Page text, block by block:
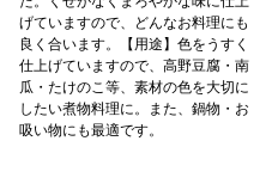
げていますので、どんなお料理にも
良く合います。【用途】色をうすく
仕上げていますので、高野豆腐・南
瓜・たけのこ等、素材の色を大切に
したい煮物料理に。また、鍋物・お
吸い物にも最適です。